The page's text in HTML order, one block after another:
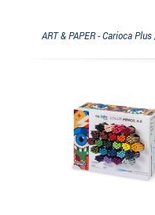
ART & PAPER - Carioca